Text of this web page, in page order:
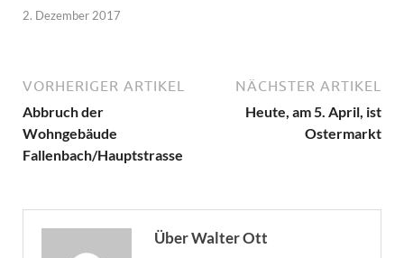
2. Dezember 2017
VORHERIGER ARTIKEL
Abbruch der
Wohngebäude
Fallenbach/Hauptstrasse
NÄCHSTER ARTIKEL
Heute, am 5. April, ist
Ostermarkt
Über Walter Ott